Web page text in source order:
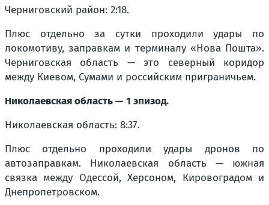
Черниговский район: 2:18.
Плюс отдельно за сутки проходили удары по
локомотиву, заправкам и терминалу «Нова Пошта».
Черниговская область — это северный коридор
между Киевом, Сумами и российским приграничьем.
Николаевская область — 1 эпизод.
Николаевская область: 8:37.
Плюс отдельно проходили удары дронов по
автозаправкам. Николаевская область — южная
связка между Одессой, Херсоном, Кировоградом и
Днепропетровском.